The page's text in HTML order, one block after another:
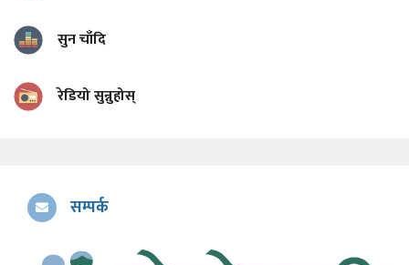
सुन चाँदि
रेडियो सुन्नुहोस्
सम्पर्क